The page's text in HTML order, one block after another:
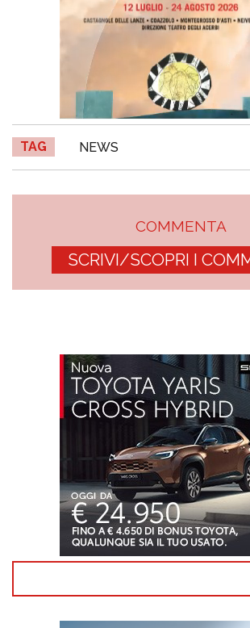
TAG NEWS
COMMENTA
SCRIVI/SCOPRI I